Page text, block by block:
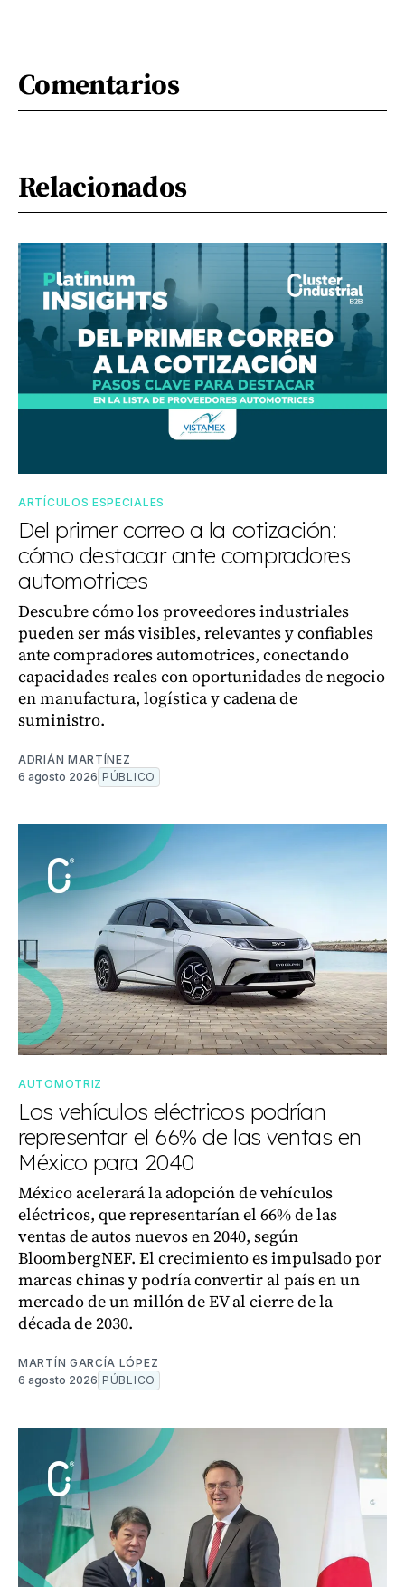
Comentarios
Relacionados
ARTÍCULOS ESPECIALES
Del primer correo a la cotización:
cómo destacar ante compradores
automotrices
Descubre cómo los proveedores industriales
pueden ser más visibles, relevantes y confiables
ante compradores automotrices, conectando
capacidades reales con oportunidades de negocio
en manufactura, logística y cadena de
suministro.
ADRIÁN MARTÍNEZ
6 agosto 2026 PÚBLICO
AUTOMOTRIZ
Los vehículos eléctricos podrían
representar el 66% de las ventas en
México para 2040
México acelerará la adopción de vehículos
eléctricos, que representarían el 66% de las
ventas de autos nuevos en 2040, según
BloombergNEF. El crecimiento es impulsado por
marcas chinas y podría convertir al país en un
mercado de un millón de EV al cierre de la
década de 2030.
MARTÍN GARCÍA LÓPEZ
6 agosto 2026 PÚBLICO